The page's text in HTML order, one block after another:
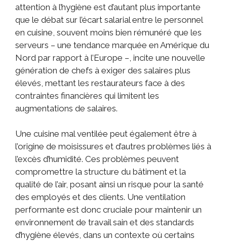
attention à l’hygiène est d’autant plus importante
que le débat sur l’écart salarial entre le personnel
en cuisine, souvent moins bien rémunéré que les
serveurs – une tendance marquée en Amérique du
Nord par rapport à l’Europe –, incite une nouvelle
génération de chefs à exiger des salaires plus
élevés, mettant les restaurateurs face à des
contraintes financières qui limitent les
augmentations de salaires.
Une cuisine mal ventilée peut également être à
l’origine de moisissures et d’autres problèmes liés à
l’excès d’humidité. Ces problèmes peuvent
compromettre la structure du bâtiment et la
qualité de l’air, posant ainsi un risque pour la santé
des employés et des clients. Une ventilation
performante est donc cruciale pour maintenir un
environnement de travail sain et des standards
d’hygiène élevés, dans un contexte où certains